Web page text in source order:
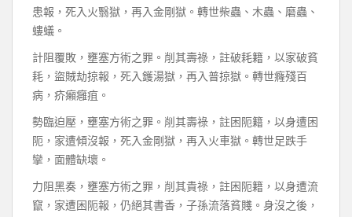
患報，死入火翳獄，再入金剛獄。轉世柴蟲、木蟲、磨蟲、
螻蟻。
計阻覆敗，壅塞方術之罪。削其壽祿，註破耗籍，以家破貧
耗，盜賊劫掠報，死入鑊湯獄，再入普掠獄。轉世癃殘百
病，疥癩癰疽。
勢臨迫壓，壅塞方術之罪。削其壽祿，註困阨籍，以身遭困
阨，家遭傾沒報，死入金剛獄，再入火車獄。轉世足跌手
攣，面體缺壞。
力阻黑奏，壅塞方術之罪，削其貴祿，註困阨籍，以身遭流
竄，家遭困阨報，仍絕其書香，子孫流落貧賤。身沒之後，